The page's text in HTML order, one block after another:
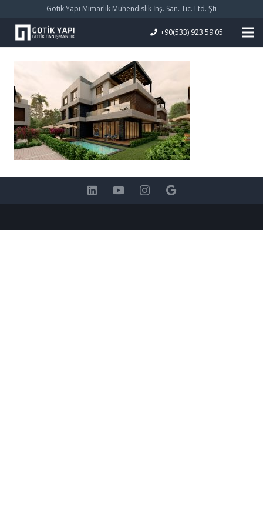
Gotik Yapı Mimarlık Mühendislik İnş. San. Tic. Ltd. Şti
+90(533) 923 59 05